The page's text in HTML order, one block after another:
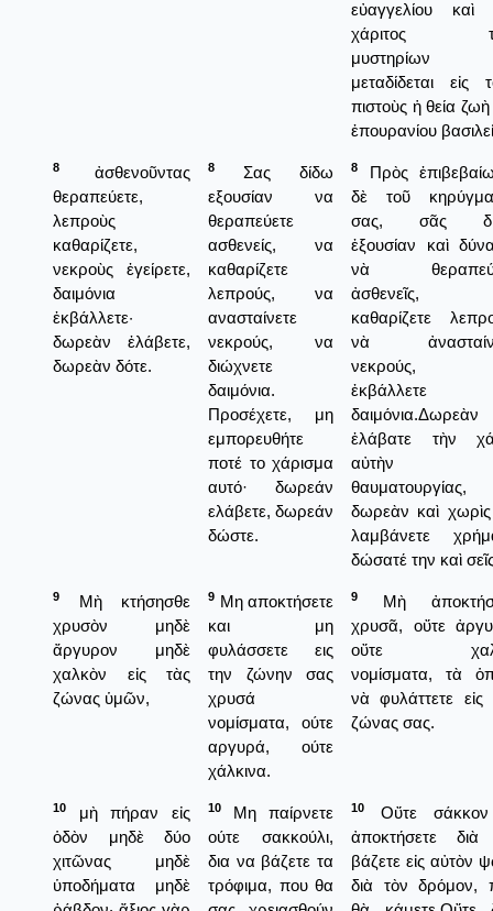
εὐαγγελίου καὶ
χάριτος
μυστηρίων
μεταδίδεται εἰς
πιστοὺς ἡ θεία ζωὴ
ἐπουρανίου
8
ἀσθενοῦντας
θεραπεύετε,
λεπροὺς
καθαρίζετε,
νεκροὺς ἐγείρετε,
δαιμόνια
ἐκβάλλετε·
δωρεὰν ἐλάβετε,
δωρεὰν δότε.
8
Σας δίδω
εξουσίαν να
θεραπεύετε
ασθενείς, να
καθαρίζετε
λεπρούς, να
ανασταίνετε
νεκρούς, να
διώχνετε
δαιμόνια.
Προσέχετε, μη
εμπορευθήτε
ποτέ το χάρισμα
αυτό· δωρεάν
ελάβετε, δωρεάν
δώστε.
8
Πρὸς
δὲ τοῦ
σας, σᾶς
ἐξουσίαν καὶ
νὰ
ἀσθενεῖς,
καθαρίζετε
νὰ
νεκρούς,
ἐκβάλλετε
δαιμόνια.Δωρεὰν
ἐλάβατε τὴν
αὐτὴν
θαυματουργίας,
δωρεὰν καὶ
λαμβάνετε
δώσατέ την καὶ
9
Μὴ κτήσησθε
χρυσὸν μηδὲ
ἄργυρον μηδὲ
χαλκὸν εἰς τὰς
ζώνας ὑμῶν,
9 Μη αποκτήσετε
και μη
φυλάσσετε εις
την ζώνην σας
χρυσά
νομίσματα, ούτε
αργυρά, ούτε
χάλκινα.
9
Μὴ
χρυσᾶ, οὔτε
οὔτε
νομίσματα, τὰ
νὰ φυλάττετε εἰς
ζώνας σας.
10
μὴ πήραν εἰς
ὁδὸν μηδὲ δύο
χιτῶνας μηδὲ
ὑποδήματα μηδὲ
10
Μη παίρνετε
ούτε σακκούλι,
δια να βάζετε τα
τρόφιμα, που θα
10
Οὔτε σάκκον
ἀποκτήσετε
βάζετε εἰς αὐτὸν
διὰ τὸν δρόμον,